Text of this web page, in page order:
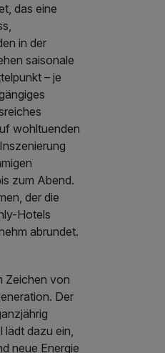
das eine
in der
saisonale
– je
wohltuenden
zum Abend.
der die
Hotels
abrundet.
Zeichen von
Der
dazu ein,
neue Energie